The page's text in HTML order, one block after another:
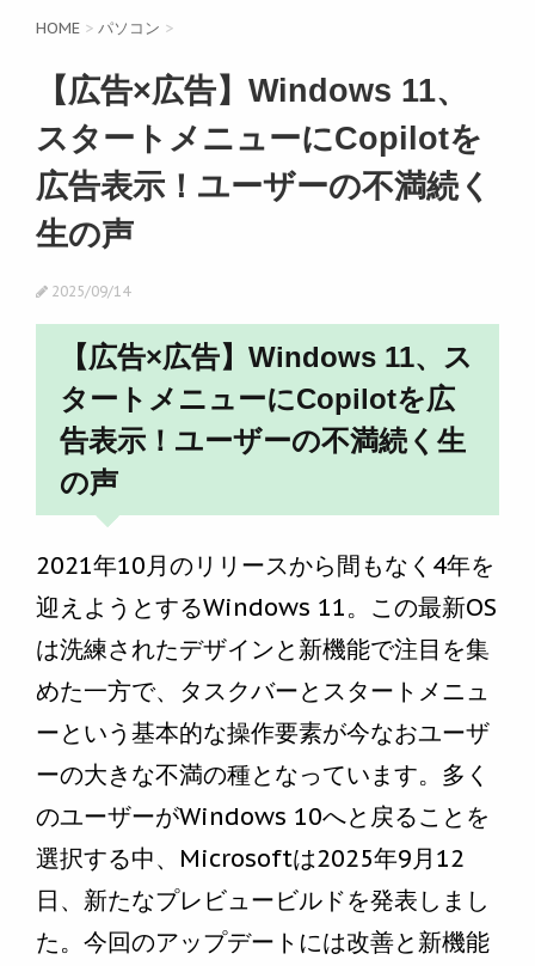
HOME > パソコン >
【広告×広告】Windows 11、
スタートメニューにCopilotを
広告表示！ユーザーの不満続く
生の声
2025/09/14
【広告×広告】Windows 11、ス
タートメニューにCopilotを広
告表示！ユーザーの不満続く生
の声
2021年10月のリリースから間もなく4年を
迎えようとするWindows 11。この最新OS
は洗練されたデザインと新機能で注目を集
めた一方で、タスクバーとスタートメニュ
ーという基本的な操作要素が今なおユーザ
ーの大きな不満の種となっています。多く
のユーザーがWindows 10へと戻ることを
選択する中、Microsoftは2025年9月12
日、新たなプレビュービルドを発表しまし
た。今回のアップデートには改善と新機能